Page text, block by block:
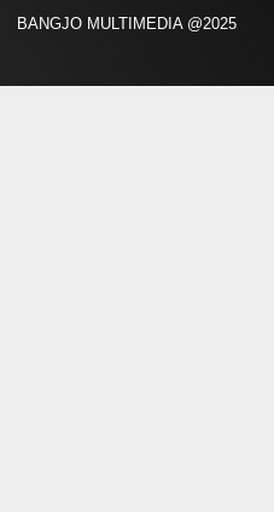
BANGJO MULTIMEDIA @2025